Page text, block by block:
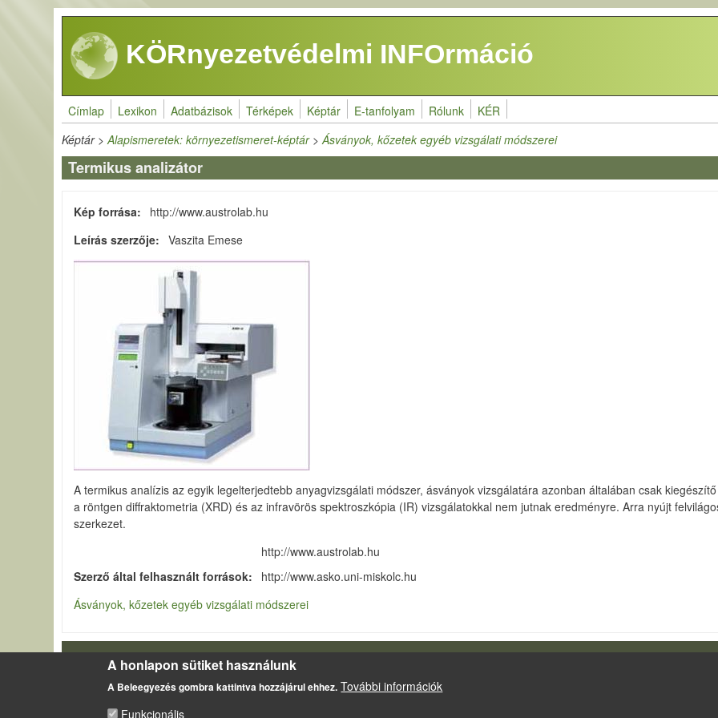
Ugrás a tartalomra
KÖRnyezetvédelmi INFOrmáció
Címlap Lexikon Adatbázisok Térképek Képtár E-tanfolyam Rólunk KÉR
Képtár>Alapismeretek: környezetismeret-képtár>Ásványok, kőzetek egyéb vizsgálati módszerei
Termikus analizátor
Kép forrása
http://www.austrolab.hu
Leírás szerzője
Vaszita Emese
A termikus analízis az egyik legelterjedtebb anyagvizsgálati módszer, ásványok vizsgálatára azonban általában csak
a röntgen diffraktometria (XRD) és az infravörös spektroszkópia (IR) vizsgálatokkal nem jutnak eredményre. Arra nyújt
szerkezet.
Szerző által felhasznált források
http://www.austrolab.hu
http://www.asko.uni-miskolc.hu
Ásványok, kőzetek egyéb vizsgálati módszerei
LÁBLÉC
Impresszum
Sütikezelési szabályzat
A honlapon sütiket használunk
A Beleegyezés gombra kattintva hozzájárul ehhez. További információk
Funkcionális